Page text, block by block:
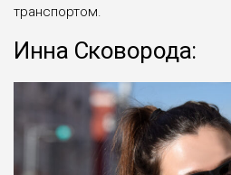
транспортом.
Инна Сковорода: